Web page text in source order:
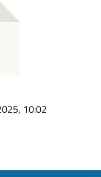
10:02